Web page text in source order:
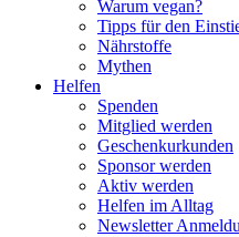
Warum vegan?
Tipps für den
Nährstoffe
Mythen
Helfen
Spenden
Mitglied werden
Geschenkurkunden
Sponsor werden
Aktiv werden
Helfen im Alltag
Newsletter